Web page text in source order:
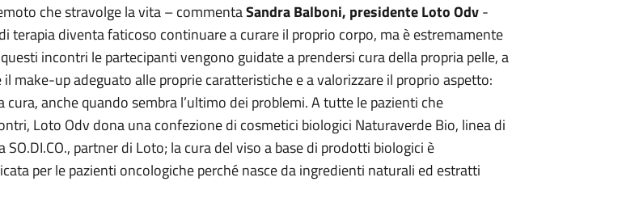
che stravolge la vita – commentaSandra Balboni, presidente Loto Odv-
terapia diventa faticoso continuare a curare il proprio corpo, ma è estremamente
incontri le partecipanti vengono guidate a prendersi cura della propria pelle, a
il make-up adeguato alle proprie caratteristiche e a valorizzare il proprio aspetto:
cura, anche quando sembra l’ultimo dei problemi. A tutte le pazienti che
Loto Odv dona una confezione di cosmetici biologici Naturaverde Bio, linea di
partner di Loto; la cura del viso a base di prodotti biologici è
per le pazienti oncologiche perché nasce da ingredienti naturali ed estratti